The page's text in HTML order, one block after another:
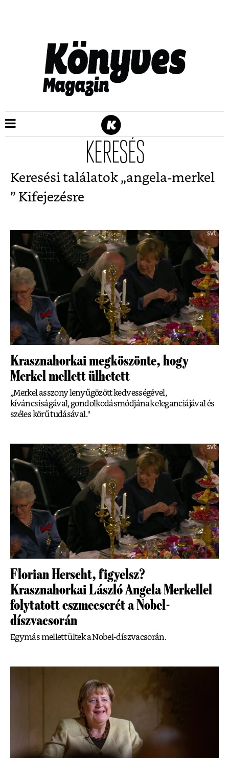
KERESÉS
Keresési találatok „angela-merkel
” Kifejezésre
Krasznahorkai megköszönte, hogy
Merkel mellett ülhetett
„Merkel asszony lenyűgözött kedvességével,
kíváncsiságával, gondolkodásmódjának eleganciájával és
széles körű tudásával."
Florian Herscht, figyelsz?
Krasznahorkai László Angela Merkellel
folytatott eszmecserét a Nobel-
díszvacsorán
Egymás mellett ültek a Nobel-díszvacsorán.